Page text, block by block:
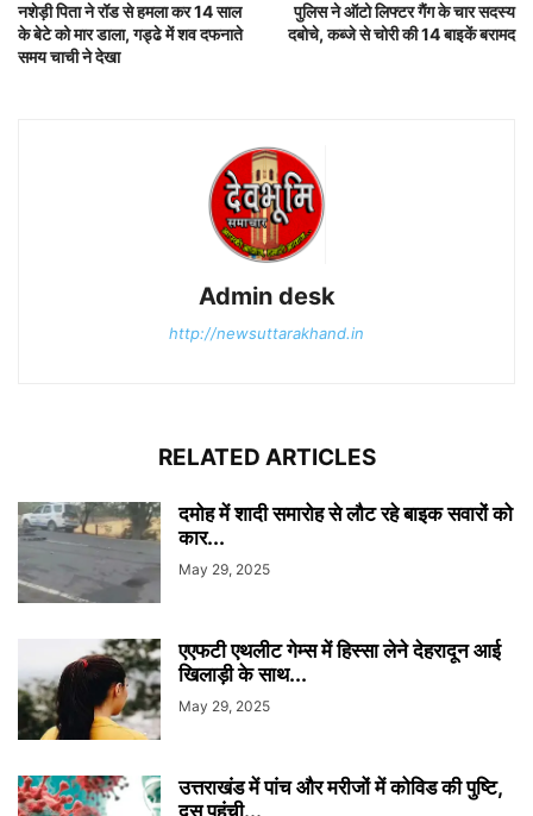
नशेड़ी पिता ने रॉड से हमला कर 14 साल
के बेटे को मार डाला, गड्ढे में शव दफनाते
समय चाची ने देखा
पुलिस ने ऑटो लिफ्टर गैंग के चार सदस्य
दबोचे, कब्जे से चोरी की 14 बाइकें बरामद
Admin desk
http://newsuttarakhand.in
RELATED ARTICLES
दमोह में शादी समारोह से लौट रहे बाइक सवारों को
कार...
May 29, 2025
एएफटी एथलीट गेम्स में हिस्सा लेने देहरादून आई
खिलाड़ी के साथ...
May 29, 2025
उत्तराखंड में पांच और मरीजों में कोविड की पुष्टि,